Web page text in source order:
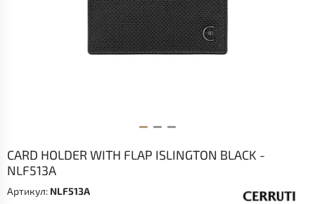
CARD HOLDER WITH FLAP ISLINGTON BLACK -
NLF513A
Артикул: NLF513A